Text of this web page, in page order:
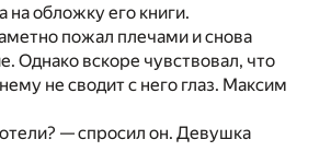
на обложку его книги.
пожал плечами и снова
Однако вскоре чувствовал, что
не сводит с него глаз. Максим
— спросил он. Девушка